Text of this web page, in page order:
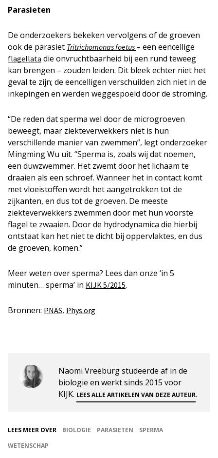
Parasieten
De onderzoekers bekeken vervolgens of de groeven
ook de parasiet Tritrichomonas foetus – een eencellige
flagellata die onvruchtbaarheid bij een rund teweeg
kan brengen – zouden leiden. Dit bleek echter niet het
geval te zijn; de eencelligen verschuilden zich niet in de
inkepingen en werden weggespoeld door de stroming.
“De reden dat sperma wel door de microgroeven
beweegt, maar ziekteverwekkers niet is hun
verschillende manier van zwemmen”, legt onderzoeker
Mingming Wu uit. “Sperma is, zoals wij dat noemen,
een duwzwemmer. Het zwemt door het lichaam te
draaien als een schroef. Wanneer het in contact komt
met vloeistoffen wordt het aangetrokken tot de
zijkanten, en dus tot de groeven. De meeste
ziekteverwekkers zwemmen door met hun voorste
flagel te zwaaien. Door de hydrodynamica die hierbij
ontstaat kan het niet te dicht bij oppervlaktes, en dus
de groeven, komen.”
Meer weten over sperma? Lees dan onze ‘in 5
minuten… sperma’ in KIJK 5/2015.
Bronnen: PNAS, Phys.org
Naomi Vreeburg studeerde af in de
biologie en werkt sinds 2015 voor
KIJK. LEES ALLE ARTIKELEN VAN DEZE AUTEUR.
LEES MEER OVER BIOLOGIE PARASIETEN
SPERMA
WETENSCHAP